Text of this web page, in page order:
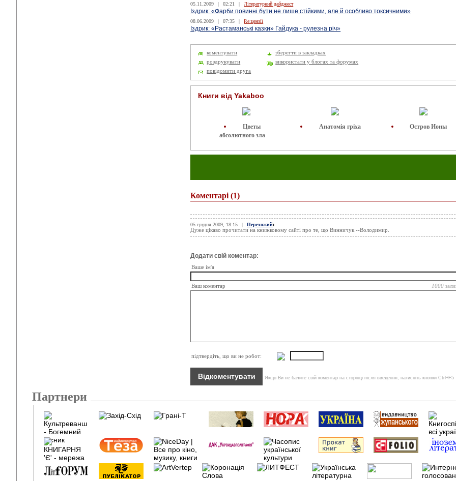
05.11.2009 | 02:21 | Літературний дайджест
Іздрик: «Фарби повинні бути не лише стійкими, але й особливо токсичними»
08.06.2009 | 07:35 | Re:цензії
Іздрик: «Растаманські казки» Гайдука - рулезна річ»
коментувати
зберегти в закладках
роздрукувати
використати у блогах та форумах
повідомити друга
Книги від Yakaboo
Цветы
абсолютного зла
Анатомія гріха Остров Ионы
Коментарі(1)
05 грудня 2009, 18:15 | Перехожий:
Дуже цікаво прочитати на книжковому сайті про те, що Винничук --Володимир.
Додати свій коментар:
Ваше ім'я
1000
Ваш коментар
підтвердіть, що ви не робот:
Якщо Ви не бачите свій коментар на сторінці після введення, натисніть кнопки Ctrl+F5
Партнери